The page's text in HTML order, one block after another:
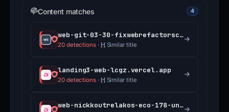
Content matches 4
web-git-03-30-fixwebrefactorscrollhandlingforpor-de5ef4-uniswap.vercel.app
20 detections· Similar title
landing3-web-lcgz.vercel.app
20 detections· Similar title
web-nickkoutrelakos-eco-178-unblock-permissioned-f27a9b-uniswap.vercel.app